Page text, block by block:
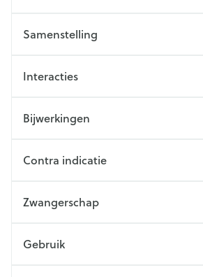
Samenstelling
Interacties
Bijwerkingen
Contra indicatie
Zwangerschap
Gebruik